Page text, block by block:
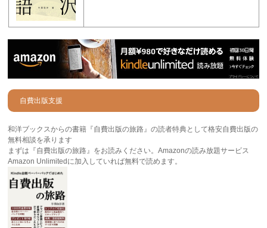
自費出版支援
和洋ブックスからの書籍『自費出版の旅路』の読者特典として格安自費出版の
無料相談を承ります
まずは『自費出版の旅路』をお読みください。Amazonの読み放題サービス
Amazon Unlimitedに加入していれば無料で読めます。